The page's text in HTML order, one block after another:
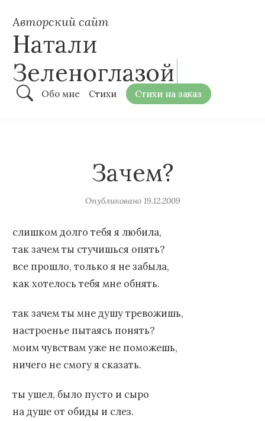
Авторский сайт
Натали
Зеленоглазой
Обо мне Стихи Стихи на заказ
Зачем?
Опубликовано 19.12.2009
слишком долго тебя я любила,
так зачем ты стучишься опять?
все прошло, только я не забыла,
как хотелось тебя мне обнять.
так зачем ты мне душу тревожишь,
настроенье пытаясь понять?
моим чувствам уже не поможешь,
ничего не смогу я сказать.
ты ушел, было пусто и сыро
на душе от обиды и слез.